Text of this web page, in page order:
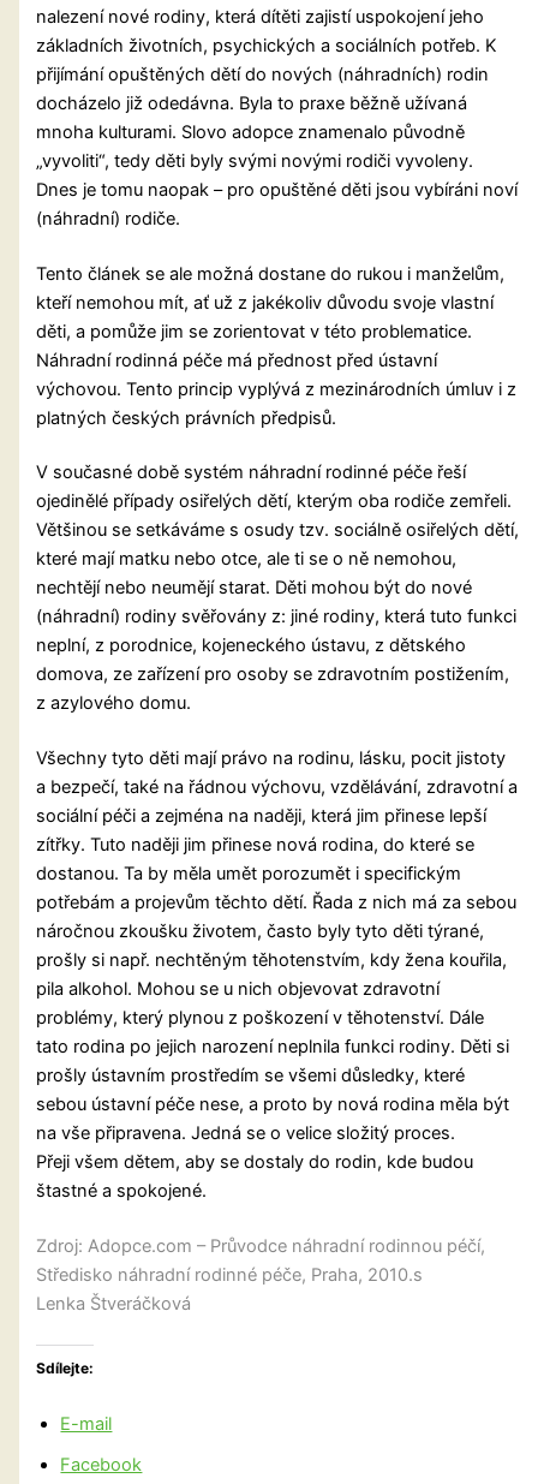
nalezení nové rodiny, která dítěti zajistí uspokojení jeho
základních životních, psychických a sociálních potřeb. K
přijímání opuštěných dětí do nových (náhradních) rodin
docházelo již odedávna. Byla to praxe běžně užívaná
mnoha kulturami. Slovo adopce znamenalo původně
„vyvoliti“, tedy děti byly svými novými rodiči vyvoleny.
Dnes je tomu naopak – pro opuštěné děti jsou vybíráni noví
(náhradní) rodiče.
Tento článek se ale možná dostane do rukou i manželům,
kteří nemohou mít, ať už z jakékoliv důvodu svoje vlastní
děti, a pomůže jim se zorientovat v této problematice.
Náhradní rodinná péče má přednost před ústavní
výchovou. Tento princip vyplývá z mezinárodních úmluv i z
platných českých právních předpisů.
V současné době systém náhradní rodinné péče řeší
ojedinělé případy osiřelých dětí, kterým oba rodiče zemřeli.
Většinou se setkáváme s osudy tzv. sociálně osiřelých dětí,
které mají matku nebo otce, ale ti se o ně nemohou,
nechtějí nebo neumějí starat. Děti mohou být do nové
(náhradní) rodiny svěřovány z: jiné rodiny, která tuto funkci
neplní, z porodnice, kojeneckého ústavu, z dětského
domova, ze zařízení pro osoby se zdravotním postižením,
z azylového domu.
Všechny tyto děti mají právo na rodinu, lásku, pocit jistoty
a bezpečí, také na řádnou výchovu, vzdělávání, zdravotní a
sociální péči a zejména na naději, která jim přinese lepší
zítřky. Tuto naději jim přinese nová rodina, do které se
dostanou. Ta by měla umět porozumět i specifickým
potřebám a projevům těchto dětí. Řada z nich má za sebou
náročnou zkoušku životem, často byly tyto děti týrané,
prošly si např. nechtěným těhotenstvím, kdy žena kouřila,
pila alkohol. Mohou se u nich objevovat zdravotní
problémy, který plynou z poškození v těhotenství. Dále
tato rodina po jejich narození neplnila funkci rodiny. Děti si
prošly ústavním prostředím se všemi důsledky, které
sebou ústavní péče nese, a proto by nová rodina měla být
na vše připravena. Jedná se o velice složitý proces.
Přeji všem dětem, aby se dostaly do rodin, kde budou
štastné a spokojené.
Zdroj: Adopce.com – Průvodce náhradní rodinnou péčí,
Středisko náhradní rodinné péče, Praha, 2010.s
Lenka Štveráčková
Sdílejte:
E-mail
Facebook